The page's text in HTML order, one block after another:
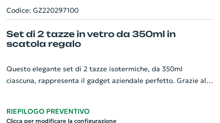
Codice: GZ220297100
Set di 2 tazze in vetro da 350ml in
scatola regalo
Questo elegante set di 2 tazze isotermiche, da 350ml
ciascuna, rappresenta il gadget aziendale perfetto. Grazie al
adatte per qualsiasi tipo di bevanda calda. Il set arriva in una
RIEPILOGO PREVENTIVO
Clicca per modificare la configurazione